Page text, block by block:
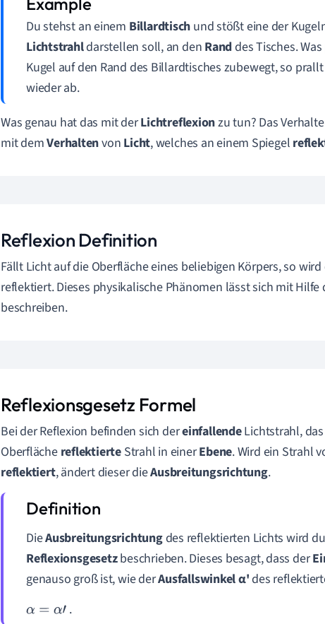
Du stehst an einem Billardtisch und stößt eine der
Lichtstrahldarstellen soll, an den Randdes Tisches.
Kugel auf den Rand des Billardtisches zubewegt, so
wieder ab.
Was genau hat das mit derLichtreflexionzu tun? Das
mit demVerhaltenvon Licht, welches an einem Spiegel
Reflexion Definition
Fällt Licht auf die Oberfläche eines beliebigen Körpers, so
reflektiert. Dieses physikalische Phänomen lässt sich mit Hilfe
beschreiben.
Reflexionsgesetz Formel
Bei der Reflexion befinden sich dereinfallendeLichtstrahl, das
Oberfläche reflektierteStrahl in einerEbene. Wird ein Strahl
reflektiert, ändert dieser dieAusbreitungsrichtung.
DieAusbreitungsrichtungdes reflektierten Lichts wird
Reflexionsgesetzbeschrieben. Dieses besagt, dass der
genauso groß ist, wie derAusfallswinkel α'des
α= α'
.